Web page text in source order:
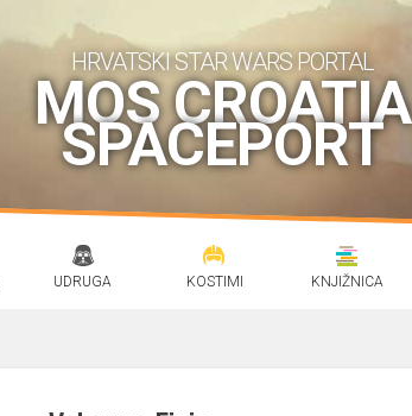
HRVATSKI STAR WARS PORTAL
MOS CROATIA
SPACEPORT
UDRUGA KOSTIMI KNJIŽNICA